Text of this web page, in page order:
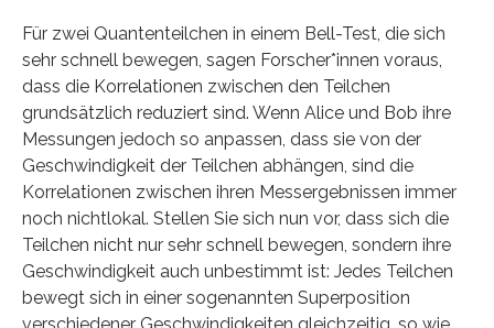
Für zwei Quantenteilchen in einem Bell-Test, die sich
sehr schnell bewegen, sagen Forscher*innen voraus,
dass die Korrelationen zwischen den Teilchen
grundsätzlich reduziert sind. Wenn Alice und Bob ihre
Messungen jedoch so anpassen, dass sie von der
Geschwindigkeit der Teilchen abhängen, sind die
Korrelationen zwischen ihren Messergebnissen immer
noch nichtlokal. Stellen Sie sich nun vor, dass sich die
Teilchen nicht nur sehr schnell bewegen, sondern ihre
Geschwindigkeit auch unbestimmt ist: Jedes Teilchen
bewegt sich in einer sogenannten Superposition